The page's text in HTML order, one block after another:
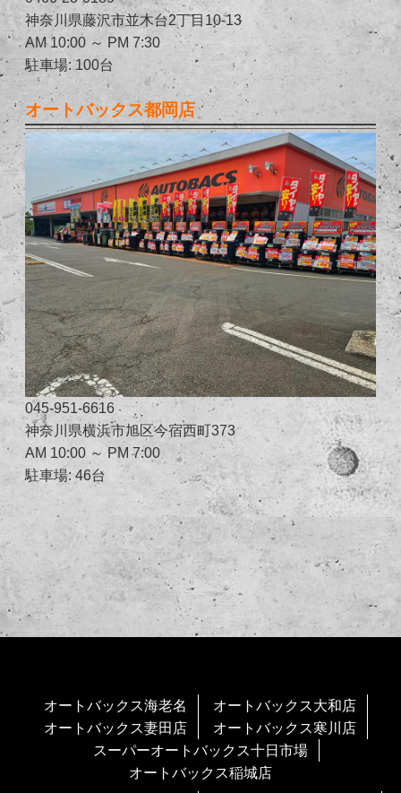
神奈川県藤沢市並木台2丁目10-13
AM 10:00 ～ PM 7:30
駐車場: 100台
オートバックス都岡店
045-951-6616
神奈川県横浜市旭区今宿西町373
AM 10:00 ～ PM 7:00
駐車場: 46台
オートバックス海老名
オートバックス大和店
オートバックス妻田店
オートバックス寒川店
スーパーオートバックス十日市場
オートバックス稲城店